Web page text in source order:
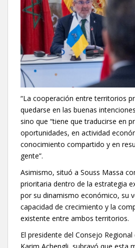
“La cooperación entre territorios
quedarse en las buenas
sino que “tiene que traducirse en
oportunidades, en actividad
conocimiento compartido y en
gente”.
Asimismo, situó a Souss Massa
prioritaria dentro de la estrategia
por su dinamismo económico, su
capacidad de crecimiento y la
existente entre ambos territorios.
El presidente del Consejo
Karim Achengli, subrayó que esta